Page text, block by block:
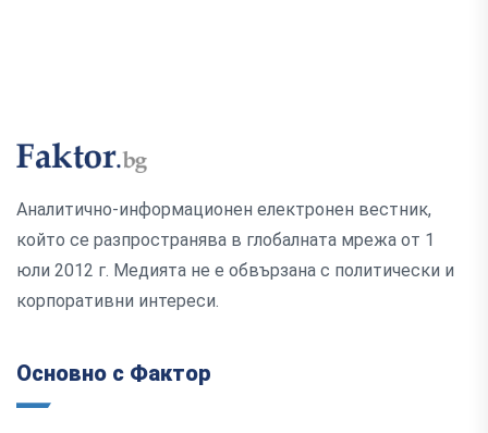
Аналитично-информационен електронен вестник,
който се разпространява в глобалната мрежа от 1
юли 2012 г. Медията не е обвързана с политически и
корпоративни интереси.
Основно с Фактор